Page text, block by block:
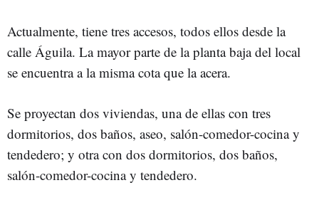
Actualmente, tiene tres accesos, todos ellos desde la
calle Águila. La mayor parte de la planta baja del local
se encuentra a la misma cota que la acera.
Se proyectan dos viviendas, una de ellas con tres
dormitorios, dos baños, aseo, salón-comedor-cocina y
tendedero; y otra con dos dormitorios, dos baños,
salón-comedor-cocina y tendedero.